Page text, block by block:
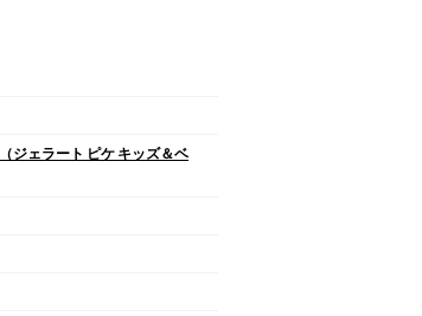
（ジェラート ピケ キッズ＆ベ